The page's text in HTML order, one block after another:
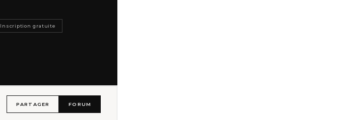
Inscription gratuite
PARTAGER FORUM